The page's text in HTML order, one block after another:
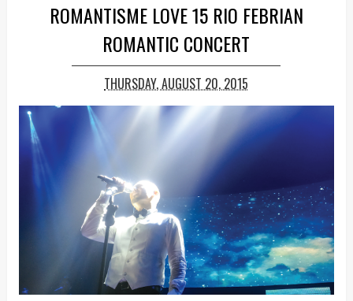
ROMANTISME LOVE 15 RIO FEBRIAN
ROMANTIC CONCERT
THURSDAY, AUGUST 20, 2015